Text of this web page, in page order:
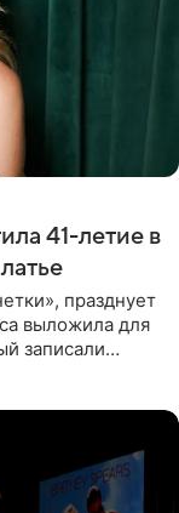
41-летие в
празднует
выложила для
записали